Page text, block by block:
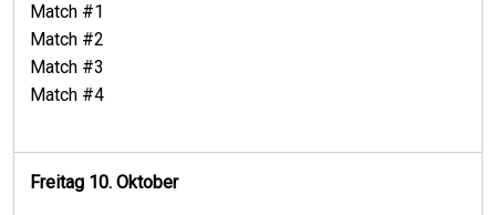
Match #1
Match #2
Match #3
Match #4
Freitag 10. Oktober